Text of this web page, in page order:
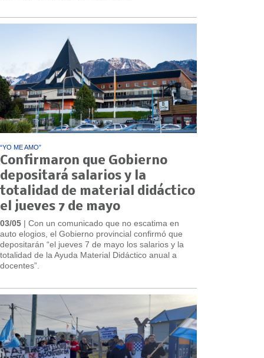
“YO ME AMO”
Confirmaron que Gobierno
depositará salarios y la
totalidad de material didáctico
el jueves 7 de mayo
03/05 | Con un comunicado que no escatima en
auto elogios, el Gobierno provincial confirmó que
depositarán “el jueves 7 de mayo los salarios y la
totalidad de la Ayuda Material Didáctico anual a
docentes”.